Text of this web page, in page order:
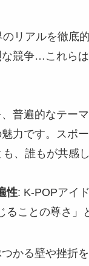
リアルを徹底
競争…これら
普遍的なテー
力です。スポ
、誰もが共感
性: K-POPアイ
ることの尊さ
かる壁や挫折